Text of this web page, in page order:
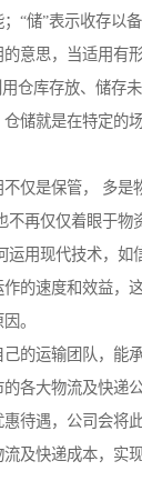
“储”表示收存以
意思，当适用有
仓库存放、储存
储就是在特定的
仅是保管， 多是
不再仅仅着眼于物
运用现代技术，如
的速度和效益，
。
的运输团队，能
各大物流及快递
待遇，公司会将
及快递成本，实现